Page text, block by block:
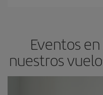
Eventos
nuestros